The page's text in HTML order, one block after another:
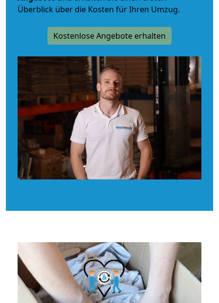
Überblick über die Kosten für Ihren Umzug.
Kostenlose Angebote erhalten